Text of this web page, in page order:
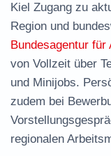
Kiel Zugang zu
Region und
Bundesagentur für
von Vollzeit über
und Minijobs.
zudem bei
regionalen